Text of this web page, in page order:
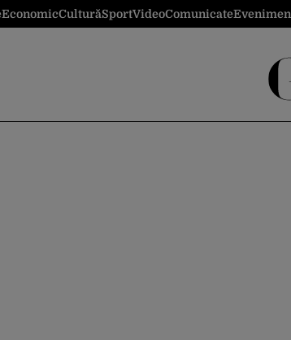
EconomicCulturăSportVideoComunicate